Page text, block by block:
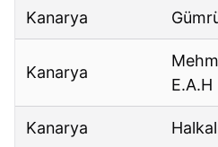
Kanarya
Kanarya
E.A.H
Kanarya